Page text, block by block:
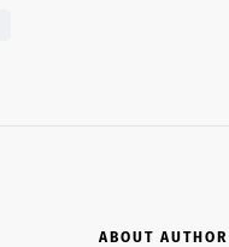
ABOUT AUTHOR